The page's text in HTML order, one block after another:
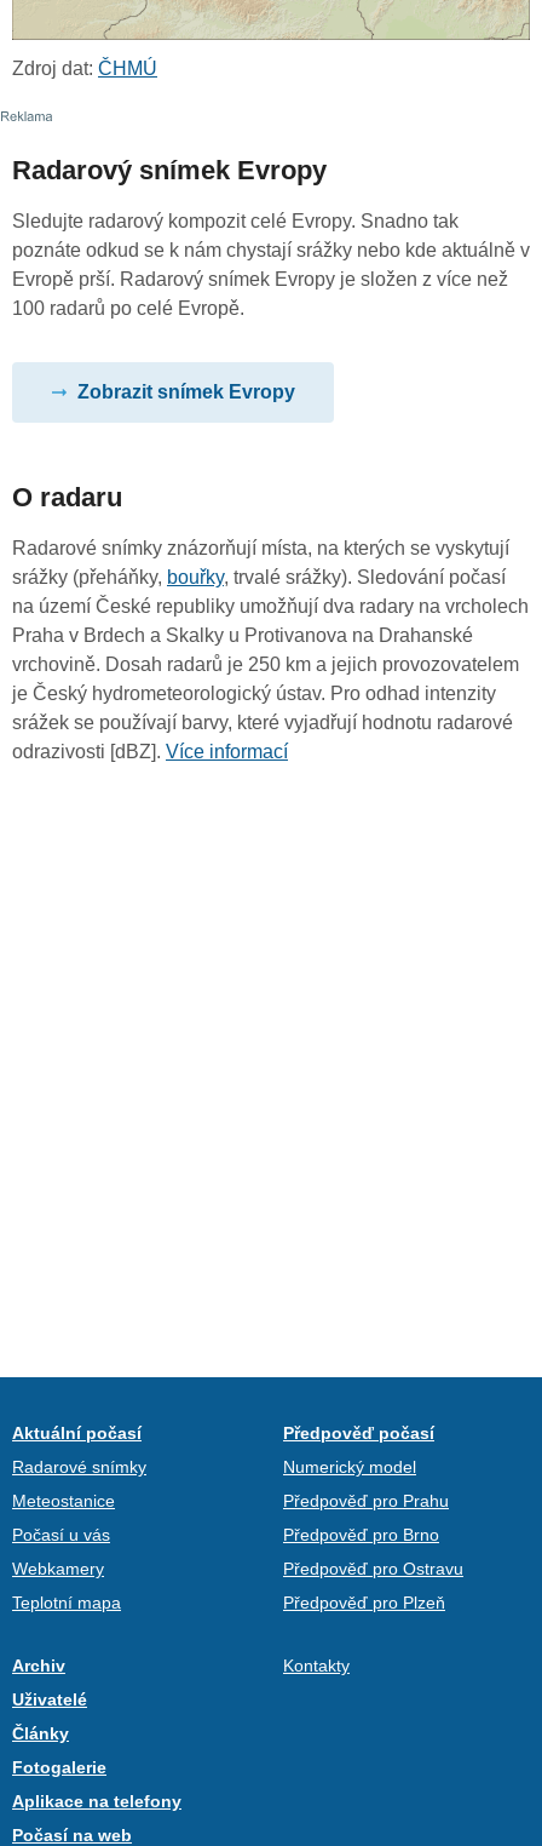
Zdroj dat: ČHMÚ
Radarový snímek Evropy
Sledujte radarový kompozit celé Evropy. Snadno tak
poznáte odkud se k nám chystají srážky nebo kde aktuálně v
Evropě prší. Radarový snímek Evropy je složen z více než
100 radarů po celé Evropě.
Zobrazit snímek Evropy
O radaru
Radarové snímky znázorňují místa, na kterých se vyskytují
srážky (přeháňky, bouřky, trvalé srážky). Sledování počasí
na území České republiky umožňují dva radary na vrcholech
Praha v Brdech a Skalky u Protivanova na Drahanské
vrchovině. Dosah radarů je 250 km a jejich provozovatelem
je Český hydrometeorologický ústav. Pro odhad intenzity
srážek se používají barvy, které vyjadřují hodnotu radarové
odrazivosti [dBZ]. Více informací
Aktuální počasí
Radarové snímky
Meteostanice
Počasí u vás
Webkamery
Teplotní mapa
Předpověď počasí
Numerický model
Předpověď pro Prahu
Předpověď pro Brno
Předpověď pro Ostravu
Předpověď pro Plzeň
Archiv
Uživatelé
Články
Fotogalerie
Aplikace na telefony
Počasí na web
Kontakty